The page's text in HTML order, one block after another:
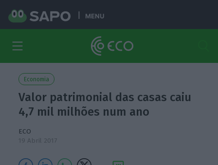
MENU
Economia
Valor patrimonial das casas caiu
4,7 mil milhões num ano
ECO
19 Abril 2017